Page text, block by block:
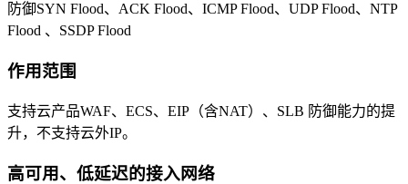
防御SYN Flood、ACK Flood、ICMP Flood、UDP Flood、NTP
Flood 、SSDP Flood
作用范围
支持云产品WAF、ECS、EIP（含NAT）、SLB 防御能力的提
升，不支持云外IP。
高可用、低延迟的接入网络